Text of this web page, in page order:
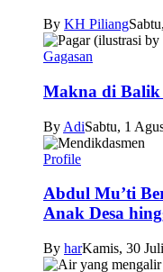
By KH Piliang
Gagasan
Makna di Balik
By AdiSabtu, 1
Profile
Abdul Mu’ti
Anak Desa
By harKamis, 30